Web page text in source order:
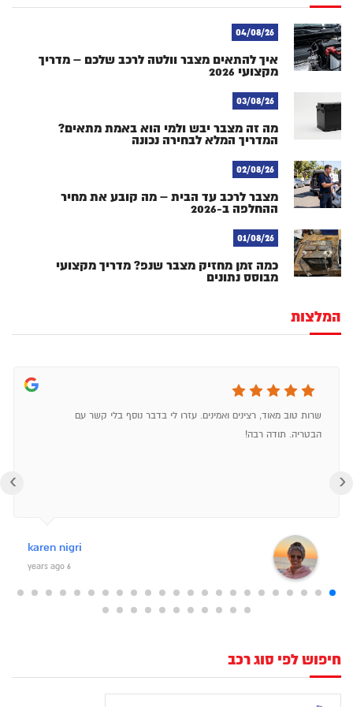
04/08/26
איך להתאים מצבר וולטה לרכב שלכם – מדריך
מקצועי 2026
03/08/26
מה זה מצבר יבש ולמי הוא באמת מתאים?
המדריך המלא לבחירה נכונה
02/08/26
מצבר לרכב עד הבית – מה קובע את מחיר
ההחלפה ב-2026
01/08/26
כמה זמן מחזיק מצבר שנפ? מדריך מקצועי
מבוסס נתונים
המלצות
שרות טוב מאוד, רצינים ואמינים. עזרו לי בדבר נוסף בלי קשר עם
הבטריה. תודה רבה!
karen nigri
6 years ago
‹ ›
חיפוש לפי סוג רכב